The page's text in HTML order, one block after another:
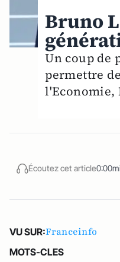
Bruno
Un coup de
permettre
l'Economie,
Écoutez cet article
VU SUR:Franceinfo
MOTS-CLES